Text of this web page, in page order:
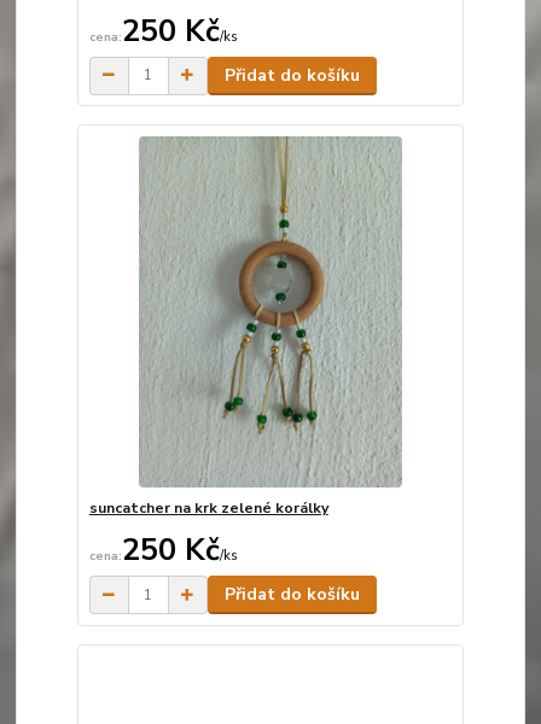
250 Kč/ks
Přidat do košíku
suncatcher na krk zelené korálky
250 Kč/ks
Přidat do košíku